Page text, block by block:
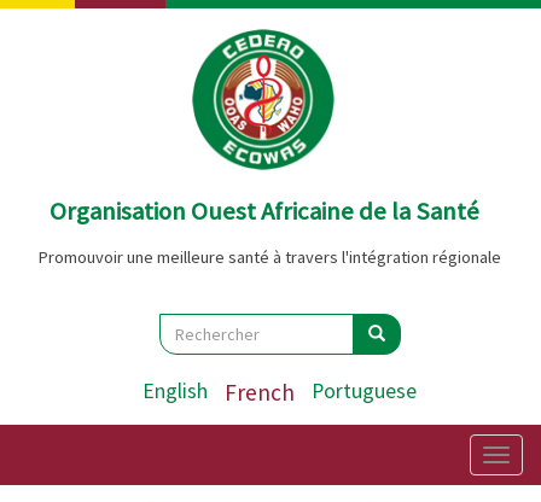
Aller
Organisation Ouest Africaine de la Santé
Promouvoir une meilleure santé à travers l'intégration régionale
Search
Rechercher Rechercher
English French Portuguese